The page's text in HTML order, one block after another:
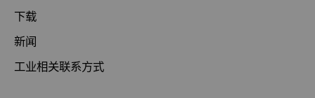
下载
新闻
工业相关联系方式